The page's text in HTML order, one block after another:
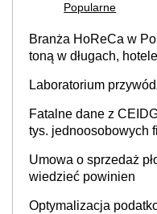
Popularne
Branża HoReCa w
toną w długach,
Laboratorium
Fatalne dane z
tys. jednoosobowych
Umowa o sprzedaż
wiedzieć powinien
Optymalizacja